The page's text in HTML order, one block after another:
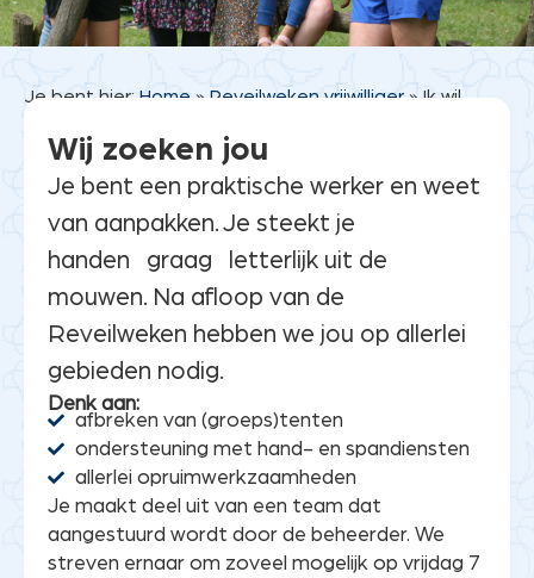
Je bent hier: Home» Reveilweken vrijwilliger»Ik wil
Wij zoeken jou
Je bent een praktische werker en weet
van aanpakken. Je steekt je
handen graag
letterlijk uit de
mouwen. Na afloop van de
Reveilweken hebben we jou op allerlei
gebieden nodig.
Denk aan:
afbreken van (groeps)tenten
ondersteuning met hand- en spandiensten
allerlei opruimwerkzaamheden
Je maakt deel uit van een team dat
aangestuurd wordt door de beheerder. We
streven ernaar om zoveel mogelijk op vrijdag 7